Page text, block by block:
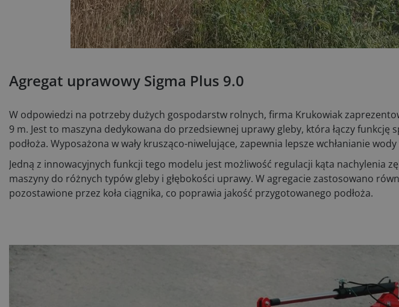
Agregat uprawowy Sigma Plus 9.0
W odpowiedzi na potrzeby dużych gospodarstw rolnych, firma Krukowiak
9 m. Jest to maszyna dedykowana do przedsiewnej uprawy gleby, która łączy funkcję
podłoża. Wyposażona w wały krusząco-niwelujące, zapewnia lepsze wchłanianie
Jedną z innowacyjnych funkcji tego modelu jest możliwość regulacji kąta nachylenia
maszyny do różnych typów gleby i głębokości uprawy. W agregacie zastosowano
pozostawione przez koła ciągnika, co poprawia jakość przygotowanego podłoża.